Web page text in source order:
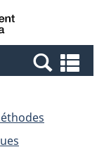
Canada
et